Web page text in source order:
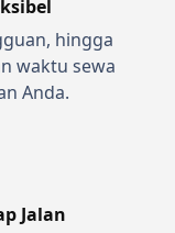
hingga
waktu sewa
Anda.
Jalan